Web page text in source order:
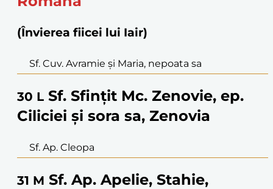
(Învierea fiicei lui Iair)
Sf. Cuv. Avramie și Maria, nepoata sa
30 L Sf. Sfințit Mc. Zenovie, ep.
Ciliciei și sora sa, Zenovia
Sf. Ap. Cleopa
31 M Sf. Ap. Apelie, Stahie,